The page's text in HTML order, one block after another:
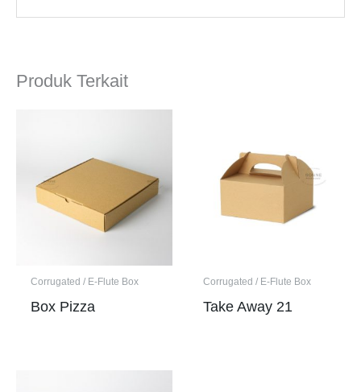
i
v
Produk Terkait
Corrugated / E-Flute Box
Box Pizza
Corrugated / E-Flute Box
Take Away 21